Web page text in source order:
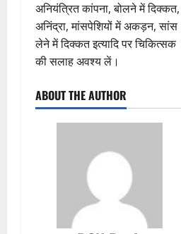
अनियंत्रित कांपना, बोलने में दिक्कत,
अनिंद्रा, मांसपेशियों में अकड़न, सांस
लेने में दिक्कत इत्यादि पर चिकित्सक
की सलाह अवश्य लें।
ABOUT THE AUTHOR